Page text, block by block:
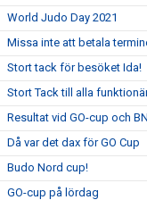
World Judo Day 2021
Missa inte att betala
Stort tack för besöket Ida!
Stort Tack till alla
Resultat vid GO-cup och
Då var det dax för GO Cup
Budo Nord cup!
GO-cup på lördag